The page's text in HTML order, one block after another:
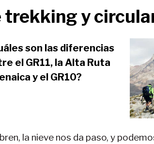
trekking y
son las diferencias
el GR11, la Alta Ruta
y el GR10?
la nieve nos da paso, y